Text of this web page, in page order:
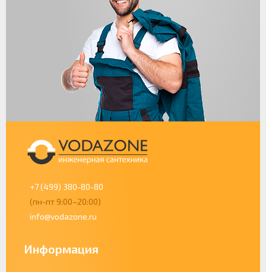
+7 (499) 380-80-80
(пн-пт 9:00–20:00)
info@vodazone.ru
Информация